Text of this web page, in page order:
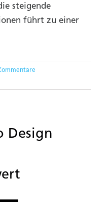
steigende
führt zu einer
Design